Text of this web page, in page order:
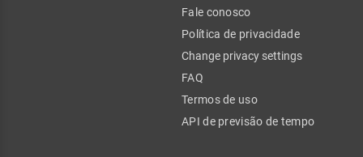
Fale conosco
Política de privacidade
Change privacy settings
FAQ
Termos de uso
API de previsão de tempo